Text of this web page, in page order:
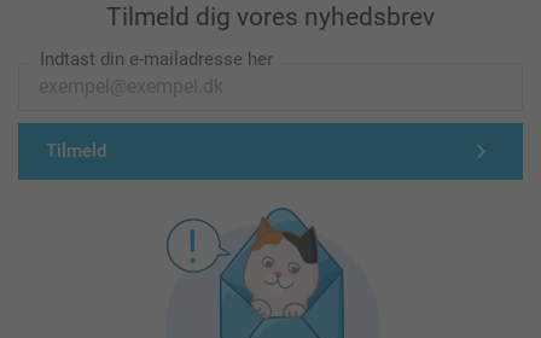
Tilmeld dig vores nyhedsbrev
Indtast din e-mailadresse her
Tilmeld